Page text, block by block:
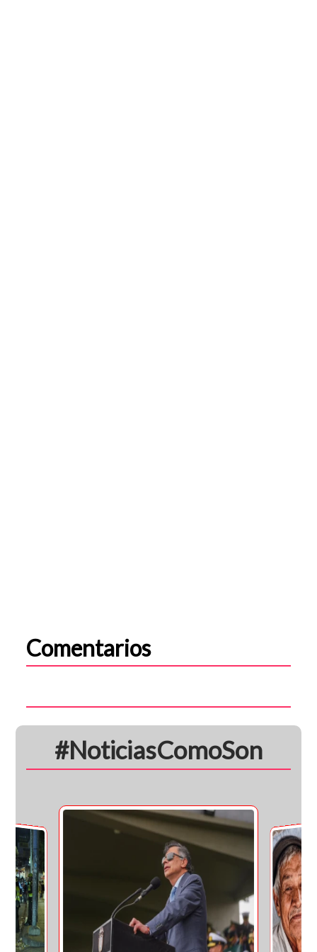
Comentarios
#NoticiasComoSon